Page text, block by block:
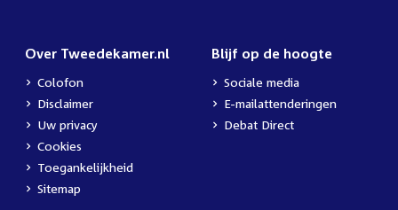
Over Tweedekamer.nl
Colofon
Disclaimer
Uw privacy
Cookies
Toegankelijkheid
Sitemap
Blijf op de hoogte
Sociale media
E-mailattenderingen
Debat Direct